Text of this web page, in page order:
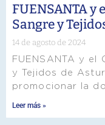
FUENSANTA y
Sangre y
14 de agosto de 2024
FUENSANTA y el
y Tejidos de
promocionar la
Leer más »